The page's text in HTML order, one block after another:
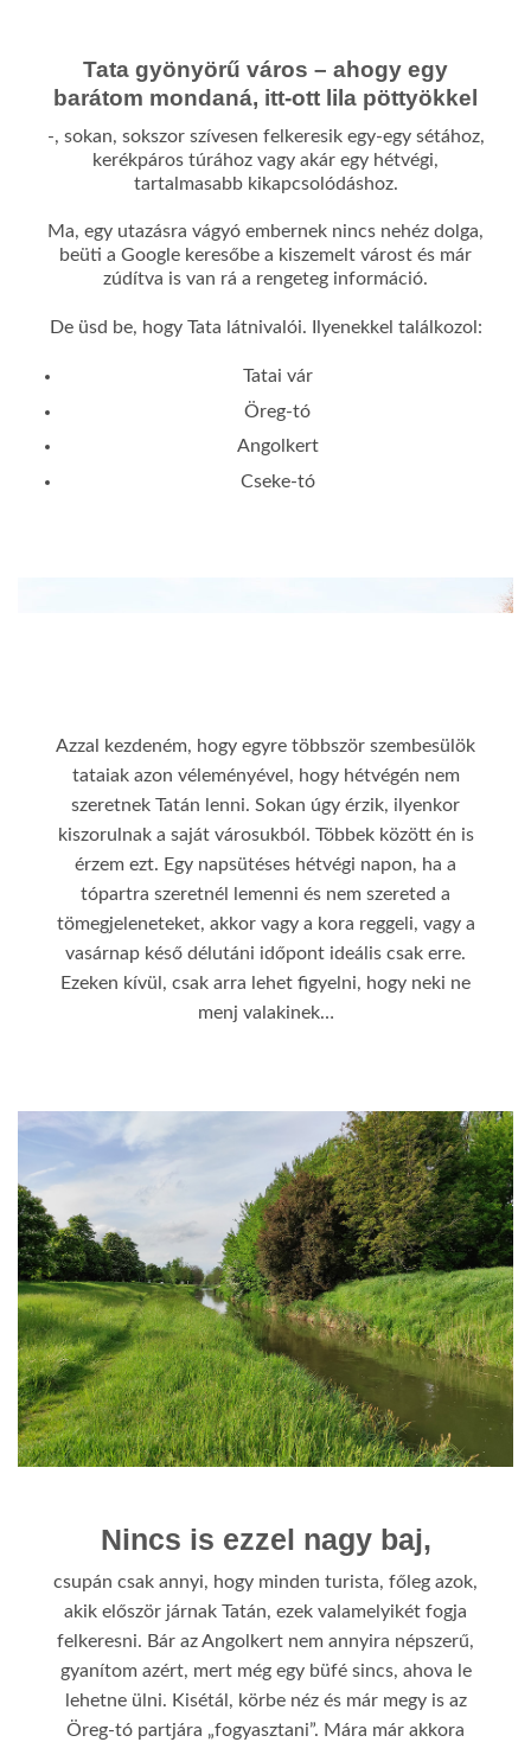
Tata gyönyörű város – ahogy egy
barátom mondaná, itt-ott lila pöttyökkel
-, sokan, sokszor szívesen felkeresik egy-egy sétához,
kerékpáros túrához vagy akár egy hétvégi,
tartalmasabb kikapcsolódáshoz.
Ma, egy utazásra vágyó embernek nincs nehéz dolga,
beüti a Google keresőbe a kiszemelt várost és már
zúdítva is van rá a rengeteg információ.
De üsd be, hogy Tata látnivalói. Ilyenekkel találkozol:
Tatai vár
Öreg-tó
Angolkert
Cseke-tó
Azzal kezdeném, hogy egyre többször szembesülök
tataiak azon véleményével, hogy hétvégén nem
szeretnek Tatán lenni. Sokan úgy érzik, ilyenkor
kiszorulnak a saját városukból. Többek között én is
érzem ezt. Egy napsütéses hétvégi napon, ha a
tópartra szeretnél lemenni és nem szereted a
tömegjeleneteket, akkor vagy a kora reggeli, vagy a
vasárnap késő délutáni időpont ideális csak erre.
Ezeken kívül, csak arra lehet figyelni, hogy neki ne
menj valakinek…
Nincs is ezzel nagy baj,
csupán csak annyi, hogy minden turista, főleg azok,
akik először járnak Tatán, ezek valamelyikét fogja
felkeresni. Bár az Angolkert nem annyira népszerű,
gyanítom azért, mert még egy büfé sincs, ahova le
lehetne ülni. Kisétál, körbe néz és már megy is az
Öreg-tó partjára „fogyasztani”. Mára már akkora